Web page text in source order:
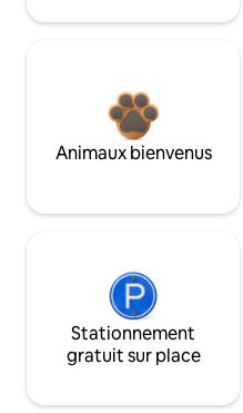
Animaux bienvenus
Stationnement
gratuit sur place